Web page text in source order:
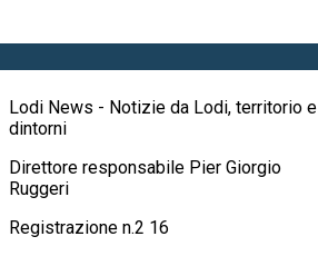
Lodi News - Notizie da Lodi, territorio e
dintorni
Direttore responsabile Pier Giorgio
Ruggeri
Registrazione n.2 16